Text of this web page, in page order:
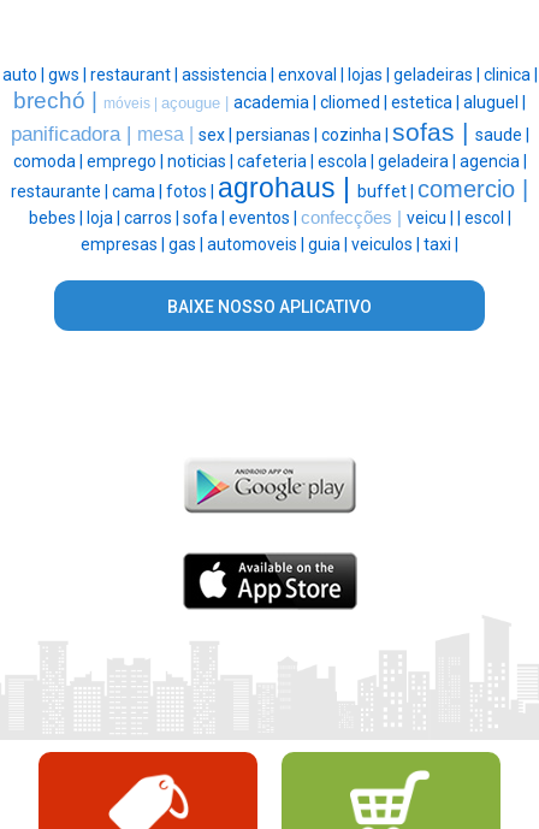
auto | gws | restaurant | assistencia | enxoval | lojas | geladeiras | clinica |
brechó | móveis | açougue | academia | cliomed | estetica | aluguel |
panificadora | mesa | sex | persianas | cozinha | sofas | saude |
comoda | emprego | noticias | cafeteria | escola | geladeira | agencia |
restaurante | cama | fotos | agrohaus | buffet | comercio |
bebes | loja | carros | sofa | eventos | confecções | veicu |
escol |
empresas | gas | automoveis | guia | veiculos | taxi |
BAIXE NOSSO APLICATIVO